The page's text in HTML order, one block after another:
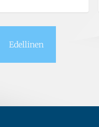
Edellinen